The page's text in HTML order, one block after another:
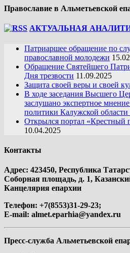
Православие в Альметьевской
АКТУАЛЬНАЯ
Патриаршее обращение по
православной молодежи
Обращение Святейшего
Дня трезвости 11.09.2025
Защита своей веры и своей
В ходе заседания Высшего
заслушано экспертное
политики Калужской
Открылся портал «Крестный
10.04.2025
Контакты
Адрес: 423450, Республика
Соборная площадь, д. 1,
Канцелярия епархии
Телефон: +7(8553)31-29-23;
E-mail: almet.eparhia@yandex.ru
Пресс-служба Альметьевской